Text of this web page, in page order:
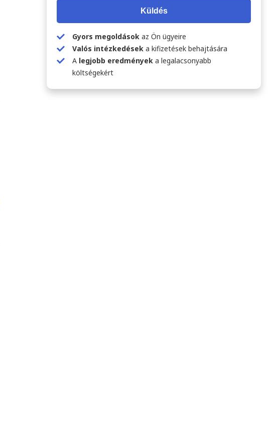
Küldés
Gyors megoldások az Ön ügyeire
Valós intézkedések a kifizetések behajtására
A legjobb eredmények a legalacsonyabb
költségekért